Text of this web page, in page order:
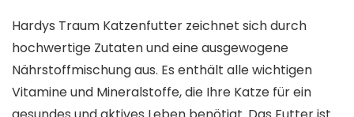
Hardys Traum Katzenfutter zeichnet sich durch
hochwertige Zutaten und eine ausgewogene
Nährstoffmischung aus. Es enthält alle wichtigen
Vitamine und Mineralstoffe, die Ihre Katze für ein